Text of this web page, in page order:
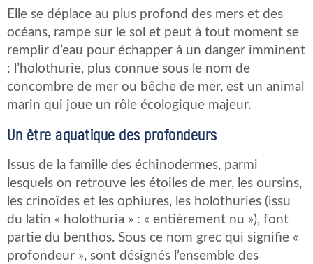
Elle se déplace au plus profond des mers et des
océans, rampe sur le sol et peut à tout moment se
remplir d’eau pour échapper à un danger imminent
: l’holothurie, plus connue sous le nom de
concombre de mer ou bêche de mer, est un animal
marin qui joue un rôle écologique majeur.
Un être aquatique des profondeurs
Issus de la famille des échinodermes, parmi
lesquels on retrouve les étoiles de mer, les oursins,
les crinoïdes et les ophiures, les holothuries (issu
du latin « holothuria » : « entièrement nu »), font
partie du benthos. Sous ce nom grec qui signifie «
profondeur », sont désignés l’ensemble des